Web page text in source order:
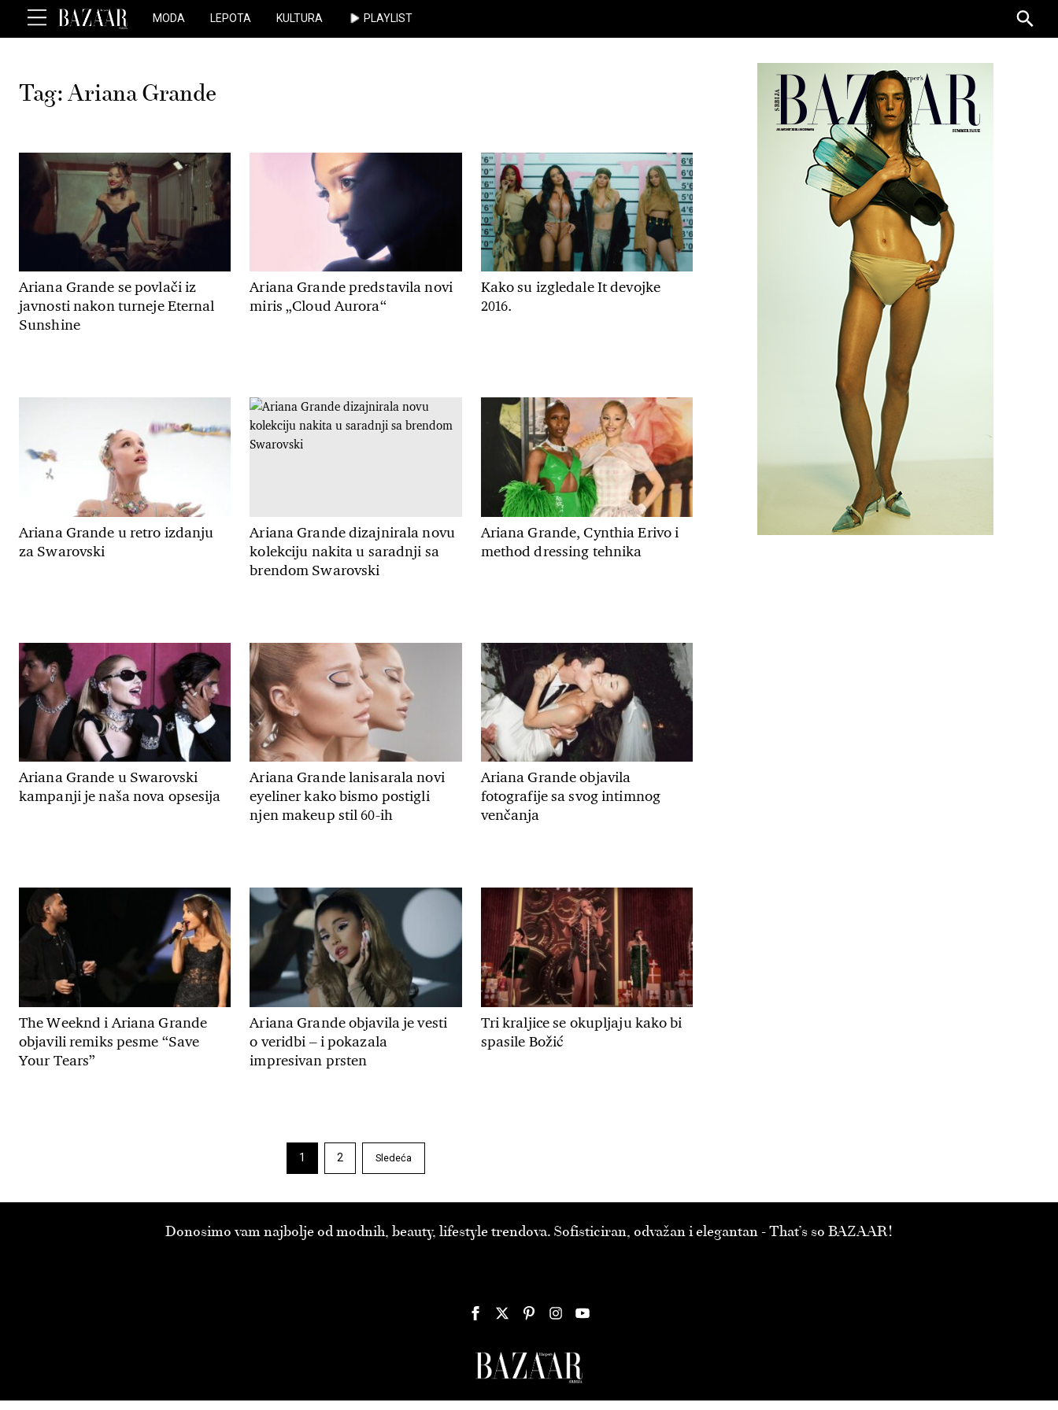
MODA LEPOTA KULTURA PLAYLIST
for:
Tag:Ariana Grande
Ariana Grande se povlači iz
javnosti nakon turneje Eternal
Sunshine
Ariana Grande predstavila novi
miris „Cloud Aurora“
Kako su izgledale It devojke
2016.
Ariana Grande u retro izdanju
za Swarovski
Ariana Grande dizajnirala novu
kolekciju nakita u saradnji sa
brendom Swarovski
Ariana Grande, Cynthia Erivo i
method dressing tehnika
Ariana Grande u Swarovski
kampanji je naša nova opsesija
Ariana Grande lanisarala novi
eyeliner kako bismo postigli
njen makeup stil 60-ih
Ariana Grande objavila
fotografije sa svog intimnog
venčanja
The Weeknd i Ariana Grande
objavili remiks pesme “Save
Your Tears”
Ariana Grande objavila je vesti
o veridbi – i pokazala
impresivan prsten
Tri kraljice se okupljaju kako bi
spasile Božić
Strana
1
Strana
2 Sledeća
Donosimo vam najbolje od modnih, beauty, lifestyle trendova. Sofisticiran, odvažan i elegantan - That’s so BAZAAR!